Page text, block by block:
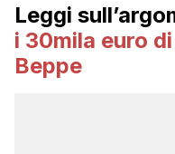
Leggi
i 30mila euro
Beppe